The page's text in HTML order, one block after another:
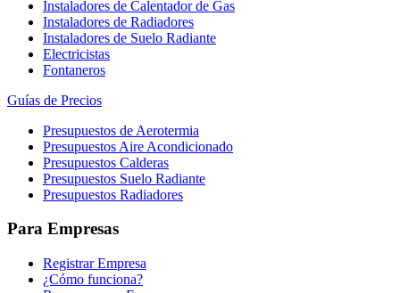
Instaladores de Calentador de Gas
Instaladores de Radiadores
Instaladores de Suelo Radiante
Electricistas
Fontaneros
Guías de Precios
Presupuestos de Aerotermia
Presupuestos Aire Acondicionado
Presupuestos Calderas
Presupuestos Suelo Radiante
Presupuestos Radiadores
Para Empresas
Registrar Empresa
¿Cómo funciona?